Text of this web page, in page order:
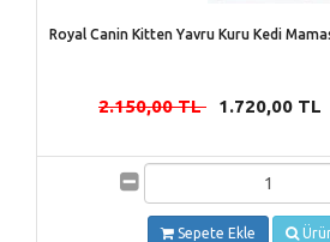
Royal Canin Kitten Yavru Kuru Kedi
2.150,00 TL 1.720,00 TL
Sepete Ekle